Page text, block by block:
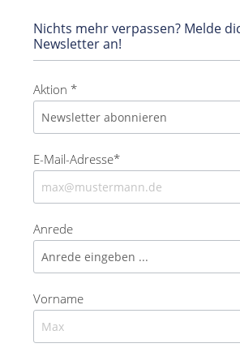
Nichts mehr verpassen? Melde
Newsletter an!
Aktion *
E-Mail-Adresse*
Anrede
Vorname